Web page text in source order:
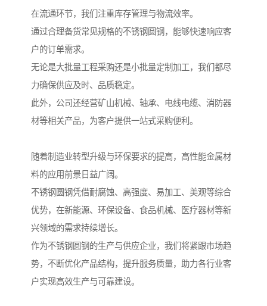
在流通环节，我们注重库存管理与物流效率。
通过合理备货常见规格的不锈钢圆钢，能够快速响应客
户的订单需求。
无论是大批量工程采购还是小批量定制加工，我们都尽
力确保供应及时、品质稳定。
此外，公司还经营矿山机械、轴承、电线电缆、消防器
材等相关产品，为客户提供一站式采购便利。
随着制造业转型升级与环保要求的提高，高性能金属材
料的应用前景日益广阔。
不锈钢圆钢凭借耐腐蚀、高强度、易加工、美观等综合
优势，在新能源、环保设备、食品机械、医疗器材等新
兴领域的需求持续增长。
作为不锈钢圆钢的生产与供应企业，我们将紧跟市场趋
势，不断优化产品结构，提升服务质量，助力各行业客
户实现高效生产与可靠建设。